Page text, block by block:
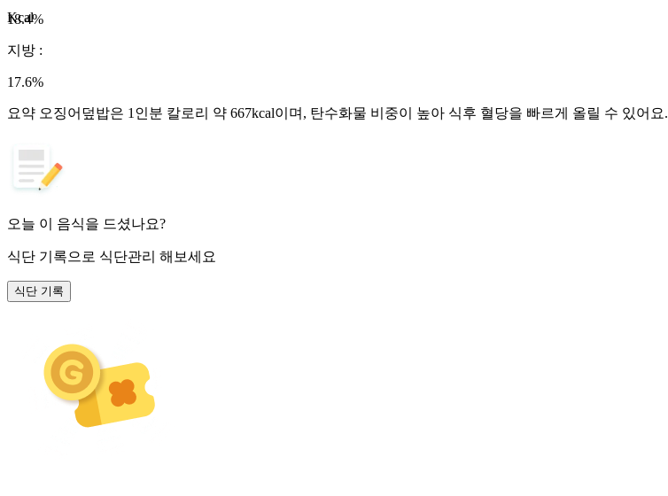
Kcal
18.4%
지방 :
17.6%
요약 오징어덮밥은 1인분 칼로리 약 667kcal이며, 탄수화물 비중이 높아 식후 혈당을 빠르게 올릴 수 있어요.
오늘 이 음식을 드셨나요?
식단 기록으로 식단관리 해보세요
식단 기록